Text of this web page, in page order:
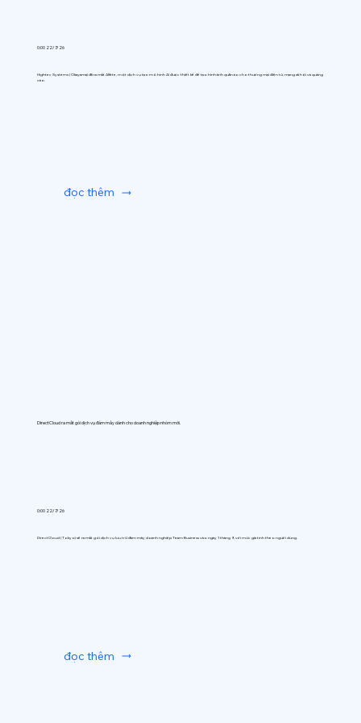
0:00 22/7/26
Hightec Systems (Okayama) đã ra mắt AIfitte, một dịch vụ tạo mô hình AI được thiết kế để tạo hình ảnh quần áo cho thương mại điện tử, mạng xã hội và quảng
cáo.
đọc thêm
DirectCloud ra mắt gói dịch vụ đám mây dành cho doanh nghiệp nhóm mới.
0:00 22/7/26
DirectCloud (Tokyo) sẽ ra mắt gói dịch vụ lưu trữ đám mây doanh nghiệp Team Business vào ngày 1 tháng 9, với mức giá tính theo người dùng.
đọc thêm